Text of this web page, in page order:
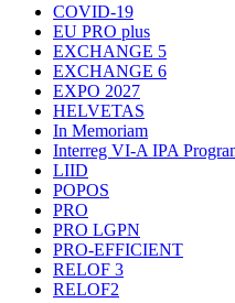
COVID-19
EU PRO plus
EXCHANGE 5
EXCHANGE 6
EXPO 2027
HELVETAS
In Memoriam
Interreg VI-A IPA
LIID
POPOS
PRO
PRO LGPN
PRO-EFFICIENT
RELOF 3
RELOF2